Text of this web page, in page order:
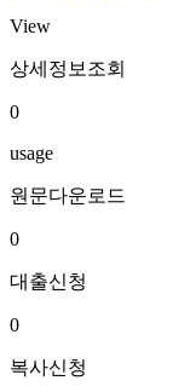
View
상세정보조회
0
usage
원문다운로드
0
대출신청
0
복사신청